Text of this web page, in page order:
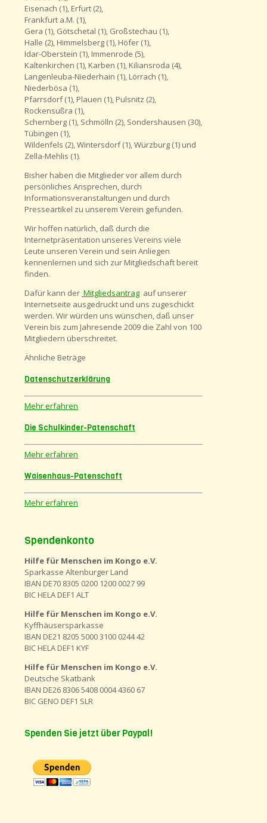
Eisenach (1), Erfurt (2),
Frankfurt a.M. (1),
Gera (1), Götschetal (1), Großstechau (1),
Halle (2), Himmelsberg (1), Höfer (1),
Idar-Oberstein (1), Immenrode (5),
Kaltenkirchen (1), Karben (1), Kiliansroda (4),
Langenleuba-Niederhain (1), Lörrach (1),
Niederbösa (1),
Pfarrsdorf (1), Plauen (1), Pulsnitz (2),
Rockensußra (1),
Schernberg (1), Schmölln (2), Sondershausen (30),
Tübingen (1),
Wildenfels (2), Wintersdorf (1), Würzburg (1) und
Zella-Mehlis (1).
Bisher haben die Mitglieder vor allem durch
persönliches Ansprechen, durch
Informationsveranstaltungen und durch
Presseartikel zu unserem Verein gefunden.
Wir hoffen natürlich, daß durch die
Internetpräsentation unseres Vereins viele
Leute unseren Verein und sein Anliegen
kennenlernen und sich zur Mitgliedschaft bereit
finden.
Dafür kann der Mitgliedsantrag auf unserer
Internetseite ausgedruckt und uns zugeschickt
werden. Wir würden uns wünschen, daß unser
Verein bis zum Jahresende 2009 die Zahl von 100
Mitgliedern überschreitet.
Ähnliche Beträge
Datenschutzerklärung
Mehr erfahren
Die Schulkinder-Patenschaft
Mehr erfahren
Waisenhaus-Patenschaft
Mehr erfahren
Spendenkonto
Hilfe für Menschen im Kongo e.V.
Sparkasse Altenburger Land
IBAN DE70 8305 0200 1200 0027 99
BIC HELA DEF1 ALT
Hilfe für Menschen im Kongo e.V.
Kyffhäusersparkasse
IBAN DE21 8205 5000 3100 0244 42
BIC HELA DEF1 KYF
Hilfe für Menschen im Kongo e.V.
Deutsche Skatbank
IBAN DE26 8306 5408 0004 4360 67
BIC GENO DEF1 SLR
Spenden Sie jetzt über Paypal!